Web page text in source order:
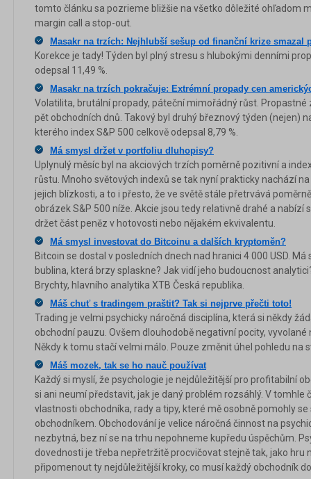
tomto článku sa pozrieme bližšie na všetko dôležité ohľadom
margin call a stop-out.
Masakr na trzích: Nejhlubší sešup od finanční krize smazal
Korekce je tady! Týden byl plný stresu s hlubokými denními
odepsal 11,49 %.
Masakr na trzích pokračuje: Extrémní propady cen
Volatilita, brutální propady, páteční mimořádný růst. Propastné
pět obchodních dnů. Takový byl druhý březnový týden (nejen)
kterého index S&P 500 celkově odepsal 8,79 %.
Má smysl držet v portfoliu dluhopisy?
Uplynulý měsíc byl na akciových trzích poměrně pozitivní a
růstu. Mnoho světových indexů se tak nyní prakticky nachází
jejich blízkosti, a to i přesto, že ve světě stále přetrvává
obrázek S&P 500 níže. Akcie jsou tedy relativně drahé a nabízí
držet část peněz v hotovosti nebo nějakém ekvivalentu.
Má smysl investovat do Bitcoinu a dalších kryptoměn?
Bitcoin se dostal v posledních dnech nad hranici 4 000 USD.
bublina, která brzy splaskne? Jak vidí jeho budoucnost
Brychty, hlavního analytika XTB Česká republika.
Máš chuť s tradingem praštit? Tak si nejprve přečti toto!
Trading je velmi psychicky náročná disciplína, která si někdy
obchodní pauzu. Ovšem dlouhodobě negativní pocity,
Někdy k tomu stačí velmi málo. Pouze změnit úhel pohledu na
Máš mozek, tak se ho nauč používat
Každý si myslí, že psychologie je nejdůležitější pro profitabilní
si ani neumí představit, jak je daný problém rozsáhlý. V tomhle
vlastnosti obchodníka, rady a tipy, které mě osobně pomohly
obchodníkem. Obchodování je velice náročná činnost na
nezbytná, bez ní se na trhu nepohneme kupředu úspěchům.
dovednosti je třeba nepřetržitě procvičovat stejně tak, jako hru
připomenout ty nejdůležitější kroky, co musí každý obchodník